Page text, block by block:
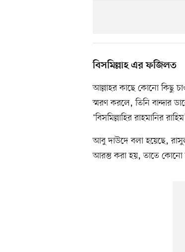
বিসমিল্লাহ এর ফজিলত
আল্লাহর কাছে কোনো কিছু
স্মরণ করলে, তিনি বান্দার
‘বিসমিল্লাহির রাহমানির
আবু দাউদে বলা হয়েছে,
আরম্ভ করা হয়, তাতে কোনো